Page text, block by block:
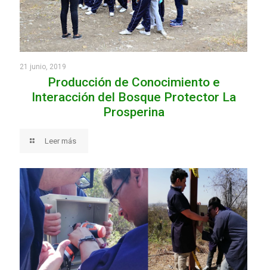
21 junio, 2019
Producción de Conocimiento e
Interacción del Bosque Protector La
Prosperina
Leer más